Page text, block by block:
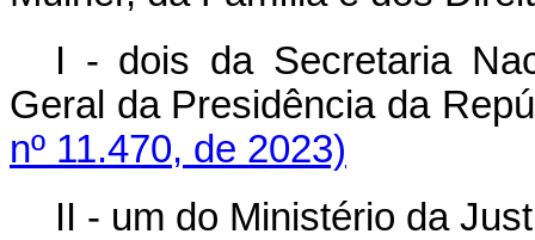
I - dois da Secretaria
Geral da Presidência da
nº 11.470, de 2023)
II - um do Ministério da